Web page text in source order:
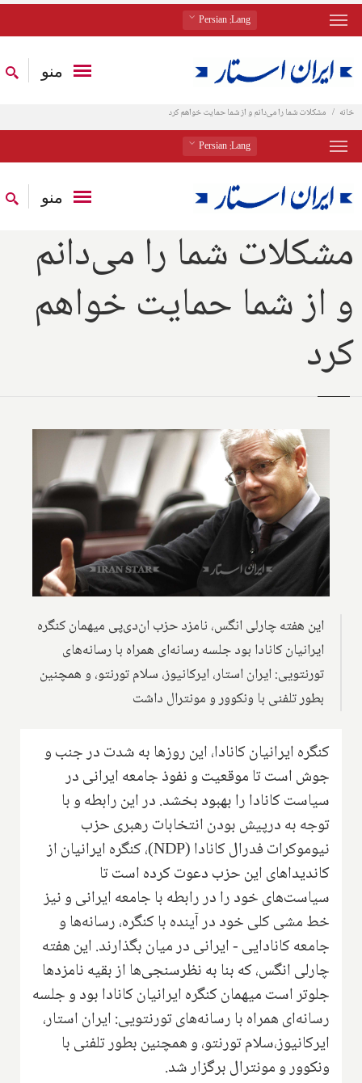
Lang
: Persian
منو
خانه مشکلات شما را می‌دانم و از شما حمایت خواهم کرد
Lang
: Persian
منو
مشکلات شما را می‌دانم
و از شما حمایت خواهم
کرد
این هفته چارلی انگس، نامزد حزب ان‌دی‌پی میهمان کنگره
ایرانیان کانادا بود جلسه رسانه‌ای همراه با رسانه‌های
تورنتویی: ایران استار، ایرکانیوز، سلام تورنتو، و همچنین
بطور تلفنی با ونکوور و مونترال داشت
کنگره ایرانیان کانادا، این روزها به شدت در جنب و
جوش است تا موقعیت و نفوذ جامعه ایرانی در
سیاست کانادا را بهبود بخشد. در این رابطه و با
توجه به درپیش بودن انتخابات رهبری حزب
نیوموکرات فدرال کانادا (NDP)، کنگره ایرانیان از
کاندیداهای این حزب دعوت کرده است تا
سیاست‌های خود را در رابطه با جامعه ایرانی و نیز
خط مشی کلی خود در آینده با کنگره، رسانه‌ها و
جامعه کانادایی - ایرانی در میان بگذارند. این هفته
چارلی انگس، که بنا به نظرسنجی‌ها از بقیه نامزدها
جلوتر است میهمان کنگره ایرانیان کانادا بود و جلسه
رسانه‌ای همراه با رسانه‌های تورنتویی: ایران استار،
ایرکانیوز،سلام تورنتو، و همچنین بطور تلفنی با
ونکوور و مونترال برگزار شد.